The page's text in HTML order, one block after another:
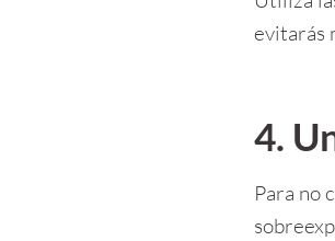
evitarás
4.
Para no